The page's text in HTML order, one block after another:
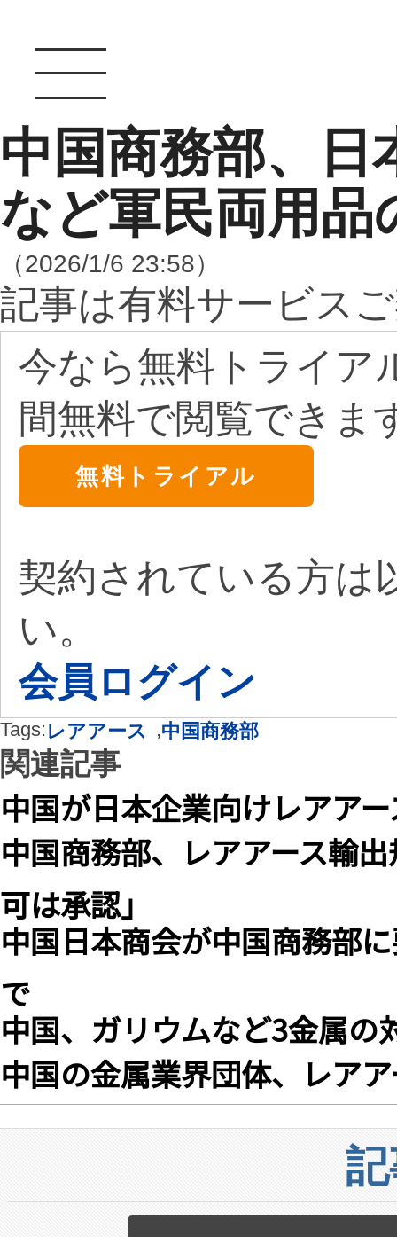
中国商務部、日
など軍民両用品
（2026/1/6 23:58）
記事は有料サービス
今なら無料トライア
間無料で閲覧できま
無料トライアル
契約されている方は
い。
会員ログイン
Tags: レアアース ,中国商務部
関連記事
中国が日本企業向けレアア
中国商務部、レアアース輸
可は承認」
中国日本商会が中国商務部
で
中国、ガリウムなど3金属の
中国の金属業界団体、レア